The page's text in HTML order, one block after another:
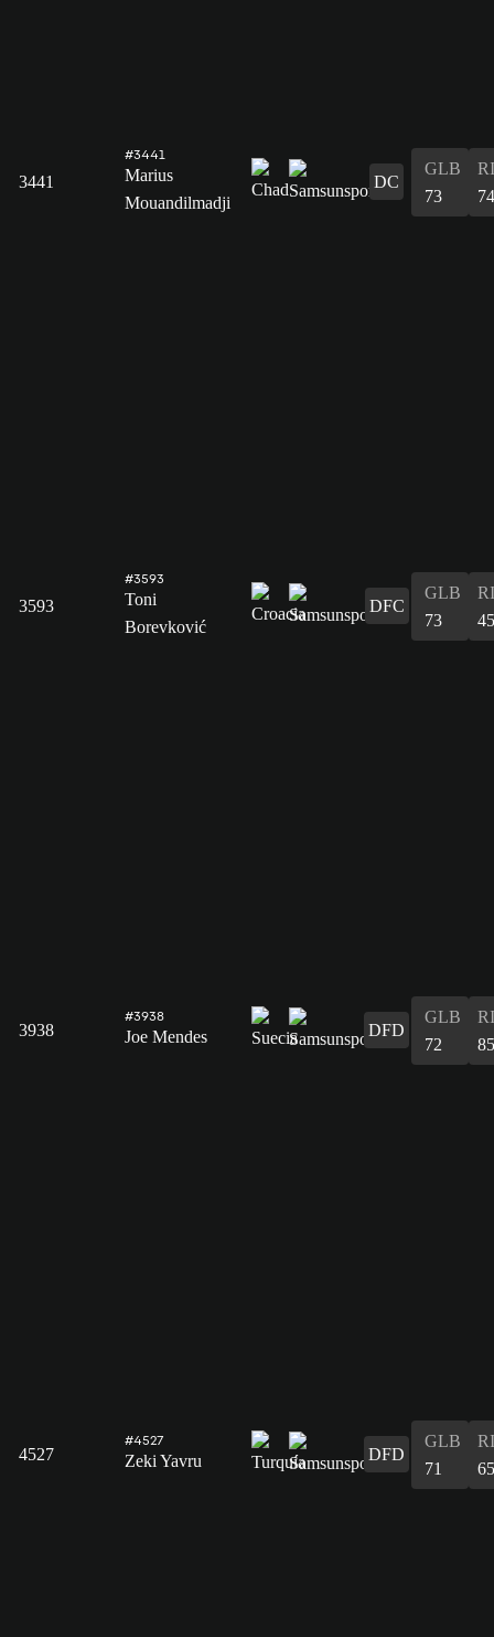
3441
#3441
Marius
Mouandilmadji
DC
GLB
73
74
3593
#3593
Toni
Borevković
DFC
GLB
73
45
3938
#3938
Joe Mendes DFD
GLB
72
85
4527
#4527
Zeki Yavru DFD
GLB
71
65